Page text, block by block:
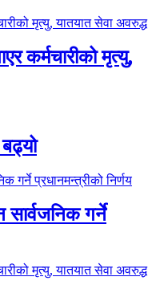
कर्मचारीको मृत्यु,
सार्वजनिक गर्ने